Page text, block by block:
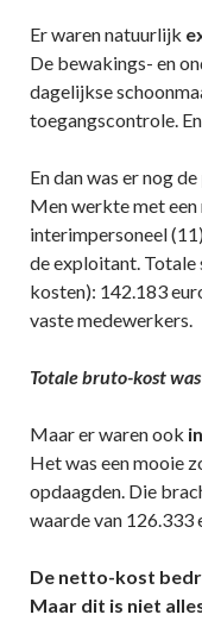
Er waren natuurlijk
De bewakings- en
dagelijkse
toegangscontrole.
En dan was er nog de
Men werkte met
interimpersoneel
de exploitant.
kosten): 142.183
vaste medewerkers.
Totale bruto-kost
Maar er waren ook
Het was een mooie
opdaagden. Die
waarde van 126.333
De netto-kost
Maar dit is niet